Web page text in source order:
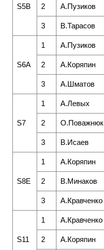
S5B 2 А.Пузиков
3 В.Тарасов
S6A
1 А.Пузиков
2 А.Коряпин
3 А.Шматов
S7
1 А.Левых
2 О.Поважнюк
3 В.Исаев
S8E
1 А.Коряпин
2 В.Минаков
3 А.Кравченко
S11
1 А.Кравченко
2 А.Коряпин